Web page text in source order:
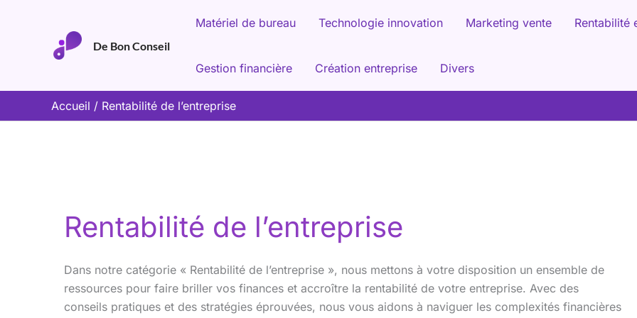
De Bon Conseil
Matériel de bureau Technologie innovation Marketing vente Rentabilité
Gestion financière Création entreprise Divers
Accueil Rentabilité de l’entreprise
Rentabilité de l’entreprise
Dans notre catégorie « Rentabilité de l’entreprise », nous mettons à votre disposition un ensemble de
ressources pour faire briller vos finances et accroître la rentabilité de votre entreprise. Avec des
conseils pratiques et des stratégies éprouvées, nous vous aidons à naviguer les complexités financières